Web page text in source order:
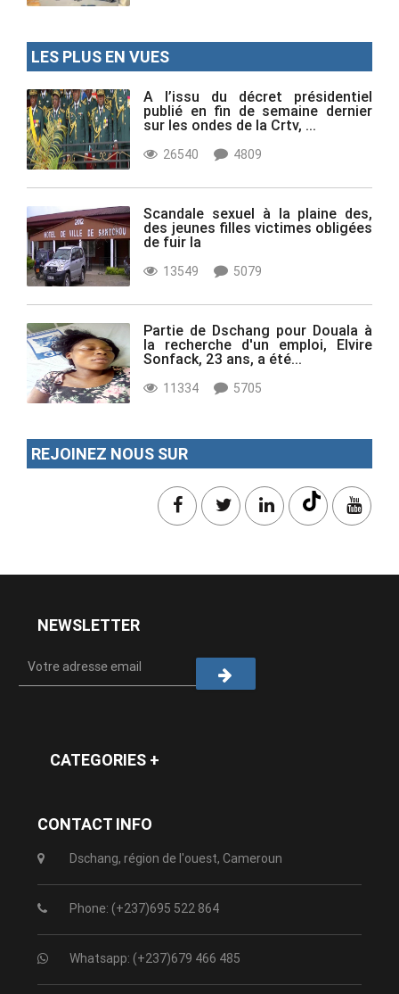
LES PLUS EN VUES
A l’issu du décret présidentiel
publié en fin de semaine dernier
sur les ondes de la Crtv, ...
26540 4809
Scandale sexuel à la plaine des,
des jeunes filles victimes obligées
de fuir la
13549 5079
Partie de Dschang pour Douala à
la recherche d'un emploi, Elvire
Sonfack, 23 ans, a été...
11334 5705
REJOINEZ NOUS SUR
NEWSLETTER
CATEGORIES +
CONTACT INFO
Dschang, région de l'ouest, Cameroun
Phone: (+237)695 522 864
Whatsapp: (+237)679 466 485